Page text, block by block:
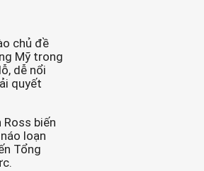
chủ đề
Mỹ trong
dễ nổi
quyết
biến
loạn
Tổng